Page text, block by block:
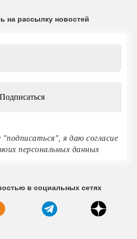
на рассылку новостей
я даю согласие
персональных данных
в социальных сетях